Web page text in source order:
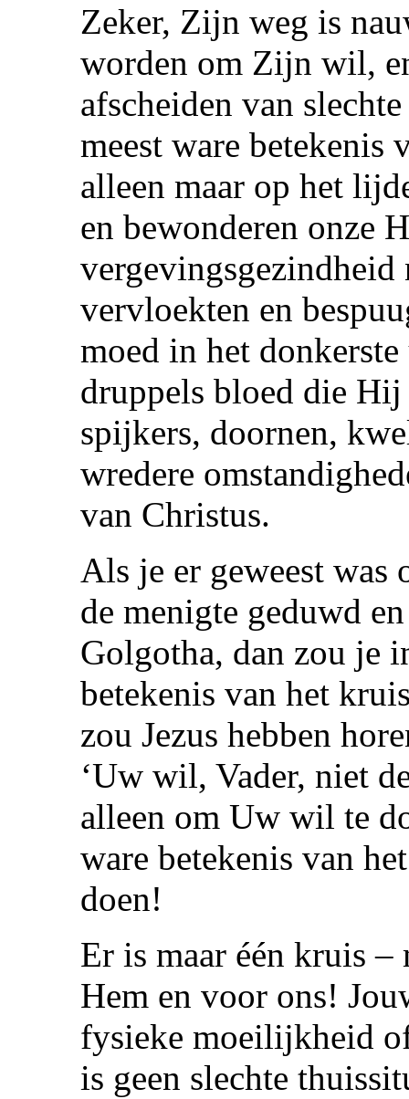
Zeker, Zijn weg is
worden om Zijn wil,
afscheiden van
meest ware betekenis
alleen maar op het
en bewonderen onze
vergevingsgezindheid
vervloekten en
moed in het
druppels bloed die Hij
spijkers, doornen,
wredere
van Christus.
Als je er geweest was
de menigte geduwd
Golgotha, dan zou je
betekenis van het
zou Jezus hebben
‘Uw wil, Vader, niet
alleen om Uw wil te
ware betekenis van
doen!
Er is maar één kruis –
Hem en voor ons!
fysieke moeilijkheid
is geen slechte